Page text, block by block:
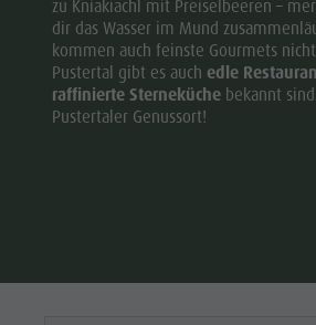
zu Kniakiachl mit Preiselbeeren –
dir das Wasser im Mund
kommen auch feinste Gourmets
Pustertal gibt es auchedle
raffinierte Sterneküche bekannt
Pustertaler Genussort!